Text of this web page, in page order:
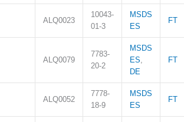
ALQ0023
10043-
01-3
MSDS
ES
FT
ALQ0079
7783-
20-2
MSDS
ES,
DE
FT
ALQ0052
7778-
18-9
MSDS
ES
FT